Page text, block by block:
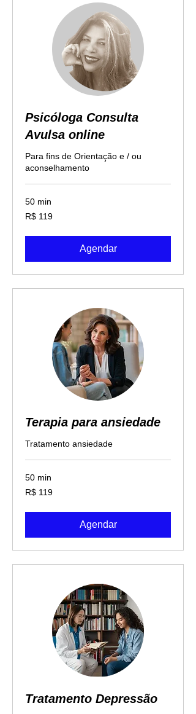
Psicóloga Consulta
Avulsa online
Para fins de Orientação e / ou
aconselhamento
50 min
119
Reais
R$ 119
Agendar
Terapia para ansiedade
Tratamento ansiedade
50 min
119
Reais
R$ 119
Agendar
Tratamento Depressão